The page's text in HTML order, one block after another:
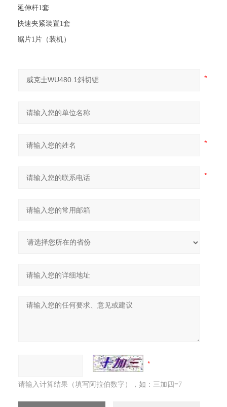
延伸杆1套
快速夹紧装置1套
锯片1片（装机）
请输入计算结果（填写阿拉伯数字），如：三加四=7